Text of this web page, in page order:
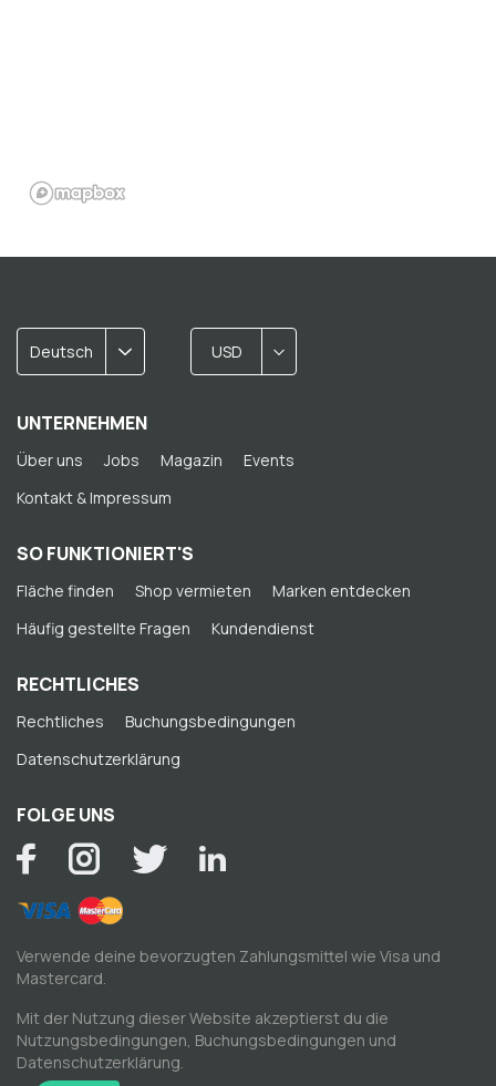
Deutsch USD
UNTERNEHMEN
Über uns Jobs Magazin
Events
Kontakt & Impressum
SO FUNKTIONIERT'S
Fläche finden Shop vermieten
Marken entdecken
Häufig gestellte Fragen
Kundendienst
RECHTLICHES
Rechtliches
Buchungsbedingungen
Datenschutzerklärung
FOLGE UNS
Verwende deine bevorzugten Zahlungsmittel wie Visa und
Mastercard.
Mit der Nutzung dieser Website akzeptierst du die
Nutzungsbedingungen, Buchungsbedingungen und
Datenschutzerklärung.